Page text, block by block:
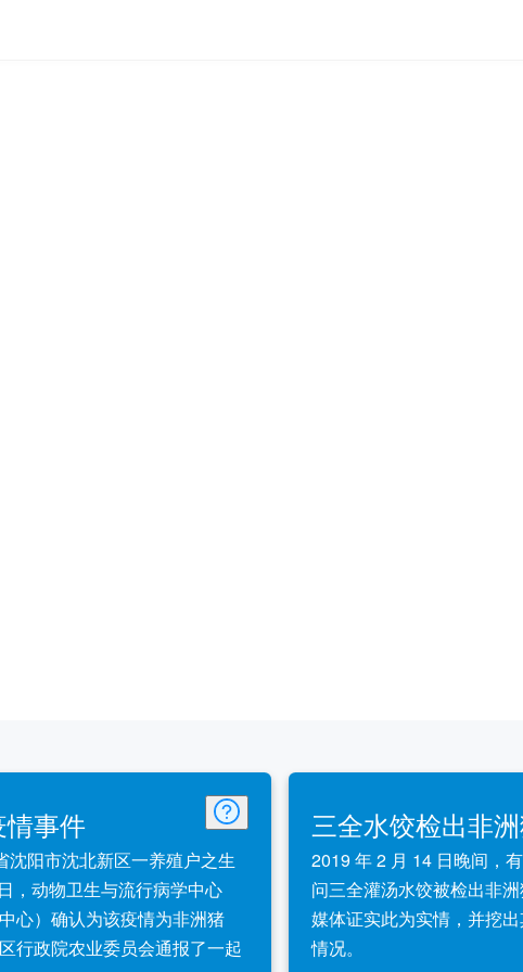
情事件
沈阳市沈北新区一养殖户之生
，动物卫生与流行病学中心
心）确认为该疫情为非洲猪
行政院农业委员会通报了一起
三全水饺检出非
2019 年 2 月 14 日晚间，
问三全灌汤水饺被检出非
媒体证实此为实情，并挖
情况。